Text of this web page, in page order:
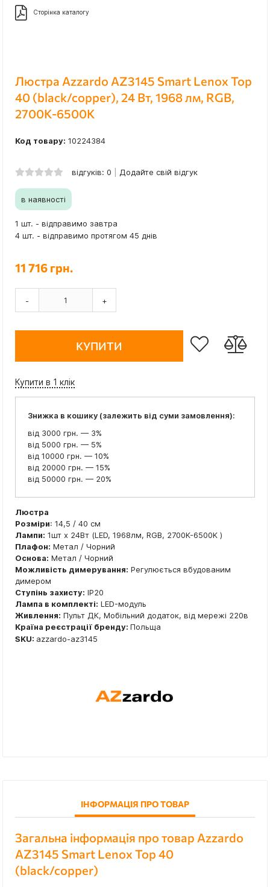
Сторінка каталогу
Люстра Azzardo AZ3145 Smart Lenox Top
40 (black/copper), 24 Вт, 1968 лм, RGB,
2700K-6500K
Код товару: 10224384
відгуків: 0 Додайте свій відгук
в наявності
1 шт. - відправимо завтра
4 шт. - відправимо протягом 45 днів
11 716 грн.
- +
КУПИТИ
Купити в 1 клік
Знижка в кошику (залежить від суми замовлення):
від 3000 грн. — 3%
від 5000 грн. — 5%
від 10000 грн. — 10%
від 20000 грн. — 15%
від 50000 грн. — 20%
Люстра
Розміри: 14,5 / 40 см
Лампи: 1шт x 24Вт (LED, 1968лм, RGB, 2700K-6500K )
Плафон: Метал / Чорний
Основа: Метал / Чорний
Можливість димерування: Регулюється вбудованим
димером
Ступінь захисту: IP20
Лампа в комплекті: LED-модуль
Живлення: Пульт ДК, Мобільний додаток, від мережі 220в
Країна реєстрації бренду: Польща
SKU: azzardo-az3145
ІНФОРМАЦІЯ ПРО ТОВАР
Загальна інформація про товар Azzardo
AZ3145 Smart Lenox Top 40
(black/copper)